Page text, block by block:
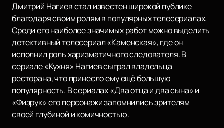
Дмитрий Нагиев стал известен широкой публике
благодаря своим ролям в популярных телесериалах.
Среди его наиболее значимых работ можно выделить
детективный телесериал «Каменская», где он
исполнил роль харизматичного следователя. В
сериале «Кухня» Нагиев сыграл владельца
ресторана, что принесло ему ещё большую
популярность. В сериалах «Два отца и два сына» и
«Физрук» его персонажи запомнились зрителям
своей глубиной и комичностью.